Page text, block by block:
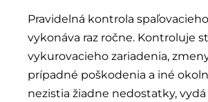
Pravidelná kontrola
vykonáva raz ročne. Kontroluje
vykurovacieho zariadenia,
prípadné poškodenia a iné
nezistia žiadne nedostatky, vydá